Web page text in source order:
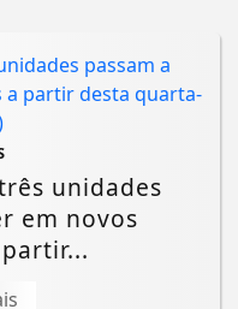
unidades
em novos